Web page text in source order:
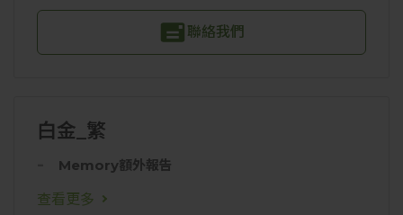
聯絡我們
白金_繁
Memory額外報告
查看更多